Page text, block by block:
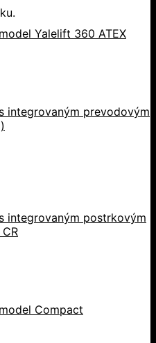
Yalelift 360 ATEX
integrovaným prevodovým
integrovaným postrkovým
Compact